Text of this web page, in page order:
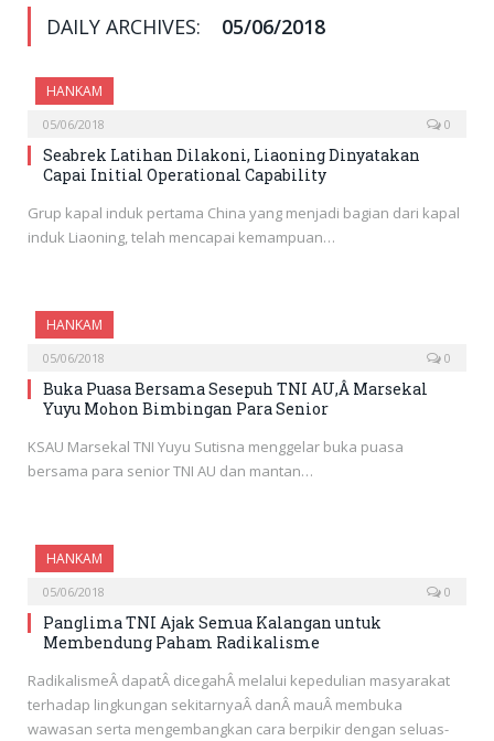
DAILY ARCHIVES: 05/06/2018
HANKAM
05/06/2018 0
Seabrek Latihan Dilakoni, Liaoning Dinyatakan
Capai Initial Operational Capability
Grup kapal induk pertama China yang menjadi bagian dari kapal
induk Liaoning, telah mencapai kemampuan…
HANKAM
05/06/2018 0
Buka Puasa Bersama Sesepuh TNI AU,Â Marsekal
Yuyu Mohon Bimbingan Para Senior
KSAU Marsekal TNI Yuyu Sutisna menggelar buka puasa
bersama para senior TNI AU dan mantan…
HANKAM
05/06/2018 0
Panglima TNI Ajak Semua Kalangan untuk
Membendung Paham Radikalisme
RadikalismeÂ dapatÂ dicegahÂ melalui kepedulian masyarakat
terhadap lingkungan sekitarnyaÂ danÂ mauÂ membuka
wawasan serta mengembangkan cara berpikir dengan seluas-